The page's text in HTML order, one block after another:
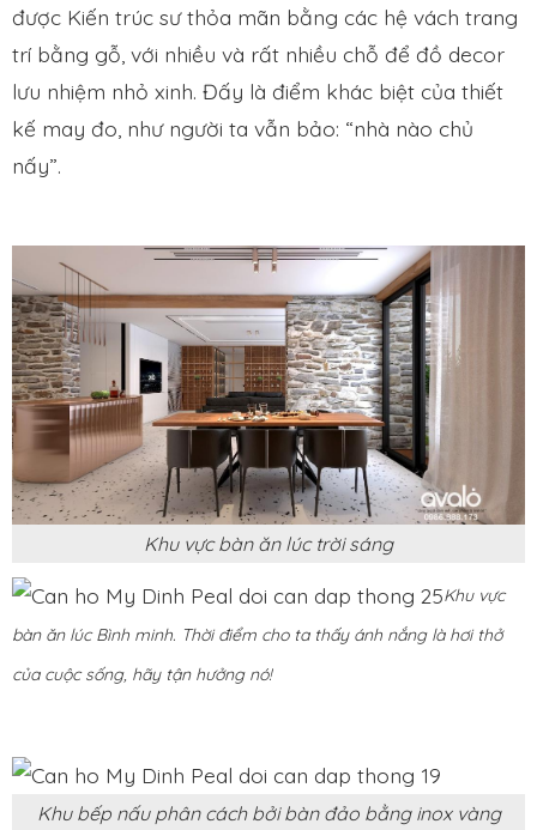
được Kiến trúc sư thỏa mãn bằng các hệ vách trang
trí bằng gỗ, với nhiều và rất nhiều chỗ để đồ decor
lưu nhiệm nhỏ xinh. Đấy là điểm khác biệt của thiết
kế may đo, như người ta vẫn bảo: “nhà nào chủ
nấy”.
Khu vực bàn ăn lúc trời sáng
Khu vực
bàn ăn lúc Bình minh. Thời điểm cho ta thấy ánh nắng là hơi thở
của cuộc sống, hãy tận hưởng nó!
Khu bếp nấu phân cách bởi bàn đảo bằng inox vàng